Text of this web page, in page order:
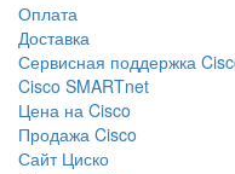
Оплата
Доставка
Сервисная поддержка
Cisco SMARTnet
Цена на Cisco
Продажа Cisco
Сайт Циско